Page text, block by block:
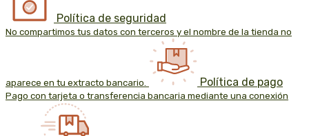
Política de seguridad
No compartimos tus datos con terceros y el nombre de la tienda no
aparece en tu extracto bancario. Política de pago
Pago con tarjeta o transferencia bancaria mediante una conexión